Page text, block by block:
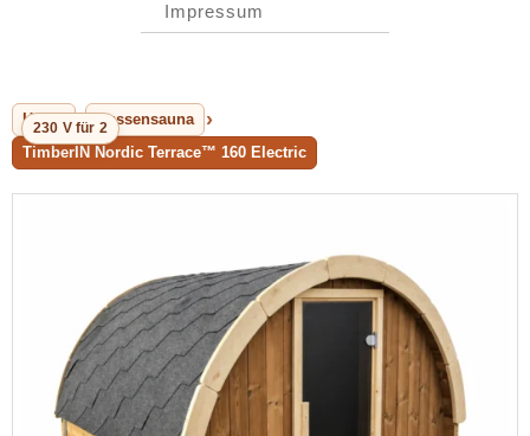
Impressum
Home
Aussensauna
TimberIN Nordic Terrace™ 160 Electric
230 V für 2